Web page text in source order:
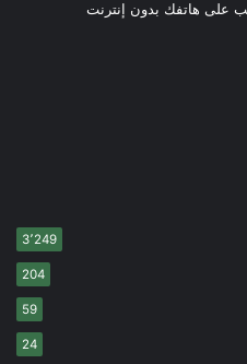
على هاتفك بدون إنترنت
3٬249
204
59
24